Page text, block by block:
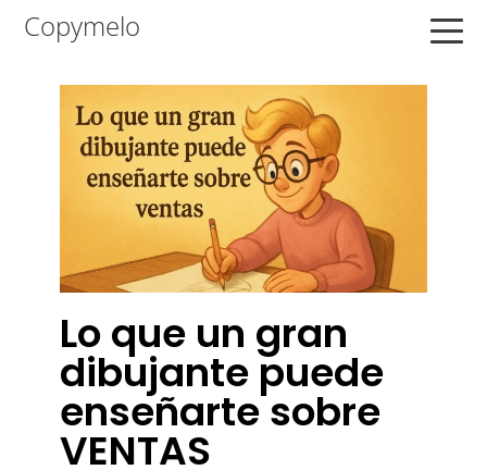
Saltar
navegación
Saltar
contenido
principal
Saltar
Copymelo
Lo que un gran
dibujante puede
enseñarte sobre
VENTAS